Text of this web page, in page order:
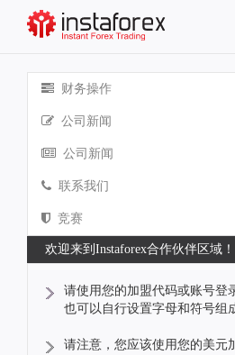
财务操作
公司新闻
公司新闻
联系我们
竞赛
欢迎来到Instaforex合作伙伴区域！
请使用您的加盟代码或账号登
也可以自行设置字母和符号组
请注意，您应该使用您的美元